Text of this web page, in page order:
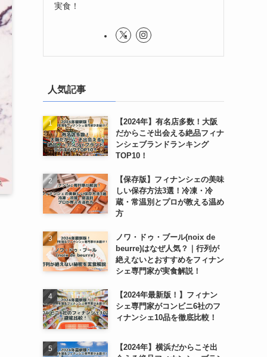
実食！
人気記事
【2024年】有名店多数！大阪
だからこそ出会える絶品フィナ
ンシェブランドランキング
TOP10！
【保存版】フィナンシェの美味
しい保存方法3選！冷凍・冷
蔵・常温別とプロが教える温め
方
ノワ・ドゥ・ブール(noix de
beurre)はなぜ人気？｜行列が
絶えないとおすすめをフィナン
シェ専門家が実食解説！
【2024年最新版！】フィナン
シェ専門家がコンビニ6社のフ
ィナンシェ10品を徹底比較！
【2024年】横浜だからこそ出